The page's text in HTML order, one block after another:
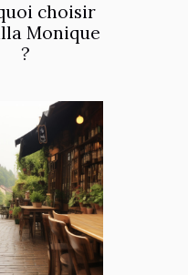
choisir
Monique
?